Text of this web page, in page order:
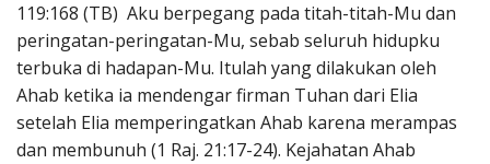
119:168 (TB) Aku berpegang pada titah-titah-Mu dan
peringatan-peringatan-Mu, sebab seluruh hidupku
terbuka di hadapan-Mu. Itulah yang dilakukan oleh
Ahab ketika ia mendengar firman Tuhan dari Elia
setelah Elia memperingatkan Ahab karena merampas
dan membunuh (1 Raj. 21:17-24). Kejahatan Ahab